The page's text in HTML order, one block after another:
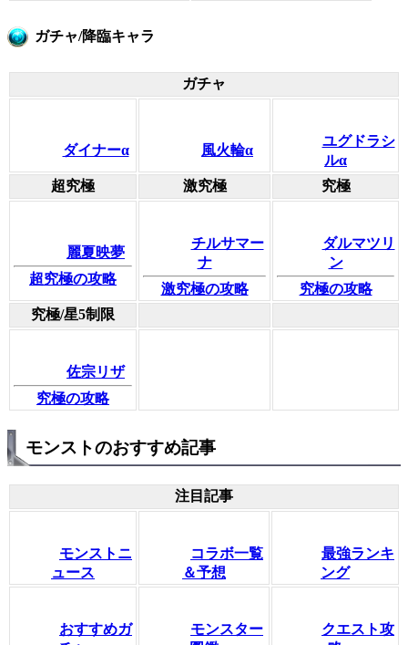
ガチャ/降臨キャラ
ガチャ
ダイナーα 風火輪α
ユグドラシ
ルα
超究極
激究極 究極
麗夏映夢
超究極の攻略
チルサマー
ナ
激究極の攻略
ダルマツリ
ン
究極の攻略
究極/星5制限
佐宗リザ
究極の攻略
モンストのおすすめ記事
注目記事
モンストニ
ュース
コラボ一覧
＆予想
最強ランキ
ング
おすすめガ
モンスター
クエスト攻